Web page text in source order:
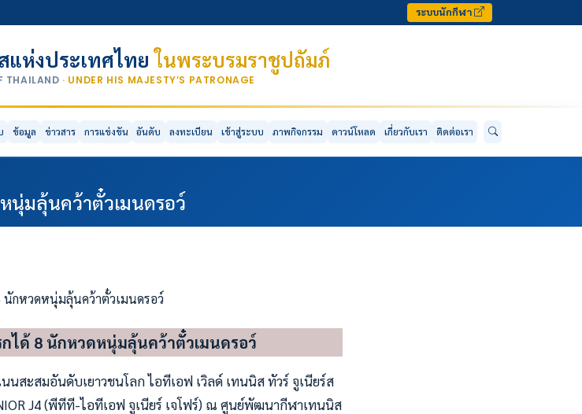
ระบบนักกีฬา
แห่งประเทศไทยในพระบรมราชูปถัมภ์
THAILAND · UNDER HIS MAJESTY’S PATRONAGE
ข้อมูล ข่าวสาร การแข่งขัน อันดับ ลงทะเบียน เข้าสู่ระบบ ภาพกิจกรรม ดาวน์โหลด เกี่ยวกับเรา ติดต่อเรา
นุ่มลุ้นคว้าตั๋วเมนดรอว์
กได้ 8 นักหวดหนุ่มลุ้นคว้าตั๋วเมนดรอว์
สะสมอันดับเยาวชนโลก ไอทีเอฟ เวิลด์ เทนนิส ทัวร์ จูเนียร์ส
J4 (พีทีที-ไอทีเอฟ จูเนียร์ เจโฟร์) ณ ศูนย์พัฒนากีฬาเทนนิส